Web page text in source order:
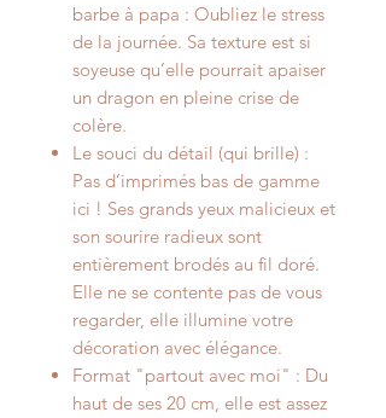
barbe à papa : Oubliez le stress
de la journée. Sa texture est si
soyeuse qu’elle pourrait apaiser
un dragon en pleine crise de
colère.
Le souci du détail (qui brille) :
Pas d’imprimés bas de gamme
ici ! Ses grands yeux malicieux et
son sourire radieux sont
entièrement brodés au fil doré.
Elle ne se contente pas de vous
regarder, elle illumine votre
décoration avec élégance.
Format "partout avec moi" : Du
haut de ses 20 cm, elle est assez